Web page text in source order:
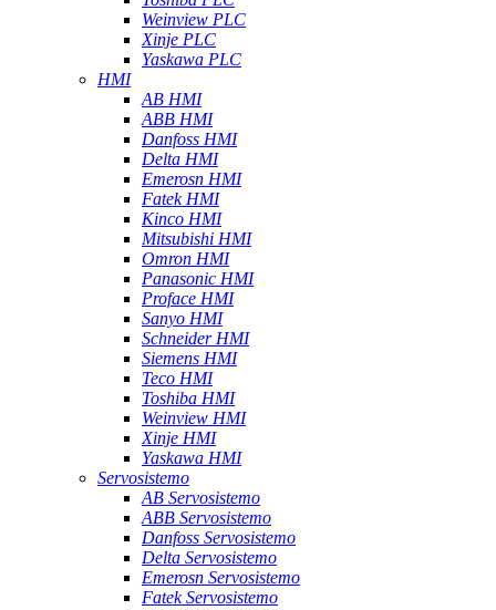
Weinview PLC
Xinje PLC
Yaskawa PLC
HMI
AB HMI
ABB HMI
Danfoss HMI
Delta HMI
Emerosn HMI
Fatek HMI
Kinco HMI
Mitsubishi HMI
Omron HMI
Panasonic HMI
Proface HMI
Sanyo HMI
Schneider HMI
Siemens HMI
Teco HMI
Toshiba HMI
Weinview HMI
Xinje HMI
Yaskawa HMI
Servosistemo
AB Servosistemo
ABB Servosistemo
Danfoss Servosistemo
Delta Servosistemo
Emerosn Servosistemo
Fatek Servosistemo